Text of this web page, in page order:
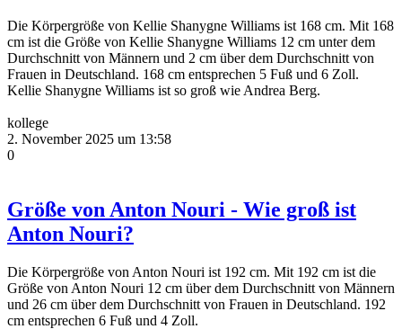
Die Körpergröße von Kellie Shanygne Williams ist 168 cm. Mit 168
cm ist die Größe von Kellie Shanygne Williams 12 cm unter dem
Durchschnitt von Männern und 2 cm über dem Durchschnitt von
Frauen in Deutschland. 168 cm entsprechen 5 Fuß und 6 Zoll.
Kellie Shanygne Williams ist so groß wie Andrea Berg.
kollege
2. November 2025 um 13:58
0
Größe von Anton Nouri - Wie groß ist
Anton Nouri?
Die Körpergröße von Anton Nouri ist 192 cm. Mit 192 cm ist die
Größe von Anton Nouri 12 cm über dem Durchschnitt von Männern
und 26 cm über dem Durchschnitt von Frauen in Deutschland. 192
cm entsprechen 6 Fuß und 4 Zoll.